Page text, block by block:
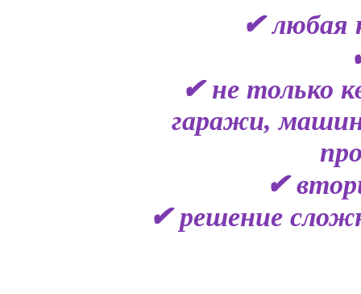
✔ любая
✔ не только
гаражи,
✔
✔ решение